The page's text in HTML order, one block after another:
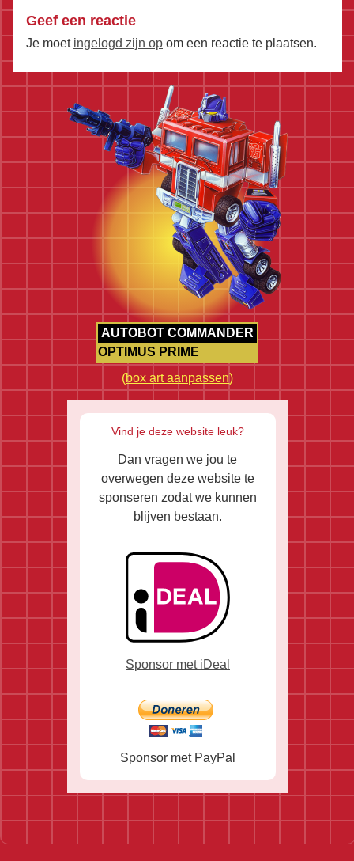
Geef een reactie
Je moet ingelogd zijn op om een reactie te plaatsen.
AUTOBOT COMMANDER
OPTIMUS PRIME
(box art aanpassen)
Vind je deze website leuk?
Dan vragen we jou te
overwegen deze website te
sponseren zodat we kunnen
blijven bestaan.
Sponsor met iDeal
Sponsor met PayPal